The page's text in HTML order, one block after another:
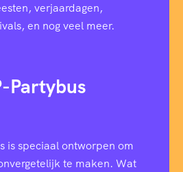
verjaardagen,
en nog veel meer.
Partybus
is speciaal ontworpen om
te maken. Wat